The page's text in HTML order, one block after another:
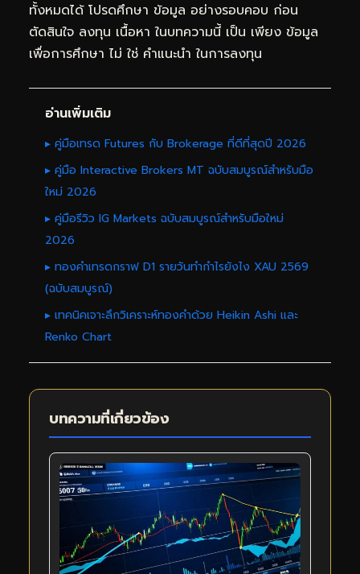
ทั้งหมดได้ โปรดศึกษา ข้อมูล อย่างรอบคอบ ก่อน
ตัดสินใจ ลงทุน เนื้อหา ในบทความนี้ เป็น เพียง ข้อมูล
เพื่อการศึกษา ไม่ ใช่ คำแนะนำ ในการลงทุน
อ่านเพิ่มเติม
▸ คู่มือเทรด Futures กับ Brokerage ที่ดีที่สุดปี 2026
▸ คู่มือ Interactive Brokers MT ฉบับสมบูรณ์สำหรับมือ
ใหม่ 2026
▸ คู่มือรีวิว IG Markets ฉบับสมบูรณ์สำหรับมือใหม่
2026
▸ ทองคำเทรดกราฟ D1 รายวันทำกำไรยังไง XAU 2569
(ฉบับสมบูรณ์)
▸ เทคนิคเจาะลึกวิเคราะห์ทองคำด้วย Heikin Ashi และ
Renko Chart
บทความที่เกี่ยวข้อง